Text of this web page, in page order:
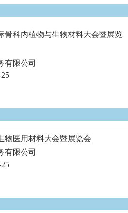
骨科内植物与生物材料大会暨展览
有限公司
物医用材料大会暨展览会
有限公司